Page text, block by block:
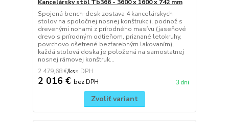
Kancelársky stôl Tb366 - 3600 x 1600 x 742 mm
Spojená bench-desk zostava 4 kancelárskych
stolov na spoločnej nosnej konštrukcii, podnož s
drevenými nohami z prírodného masívu (jaseňové
drevo s prírodným odtieňom, priznané letokruhy,
povrchovo ošetrené bezfarebným lakovaním),
každá stolová doska je položená na samostatnej
nosnej rámovej konštruk...
2 479,68 €/ks
2 016 € bez DPH 3 dni
Zvoliť variant